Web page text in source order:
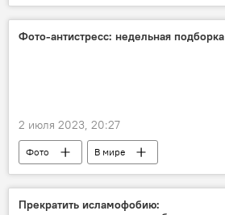
Владимир Зеленский
Фото-антистресс: недельная подборка
2 июля 2023, 20:27
Фото В мире
Прекратить исламофобию: